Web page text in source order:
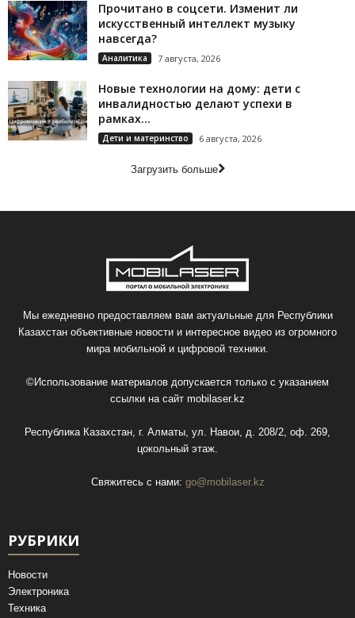
Прочитано в соцсети. Изменит ли
искусственный интеллект музыку
навсегда?
Аналитика 7 августа, 2026
Новые технологии на дому: дети с
инвалидностью делают успехи в
рамках...
Дети и материнство 6 августа, 2026
Загрузить больше
Мы ежедневно предоставляем вам актуальные для Республики
Казахстан объективные новости и интересное видео из огромного
мира мобильной и цифровой техники.
©Использование материалов допускается только с указанием
ссылки на сайт mobilaser.kz
Республика Казахстан, г. Алматы, ул. Навои, д. 208/2, оф. 269,
цокольный этаж.
Свяжитесь с нами: go@mobilaser.kz
РУБРИКИ
Новости
Электроника
Техника